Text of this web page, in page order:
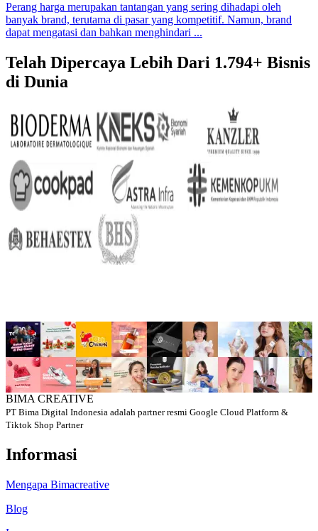
Perang harga merupakan tantangan yang sering dihadapi oleh
banyak brand, terutama di pasar yang kompetitif. Namun, brand
dapat mengatasi dan bahkan menghindari ...
Telah Dipercaya Lebih Dari 1.794+ Bisnis
di Dunia
BIMA CREATIVE